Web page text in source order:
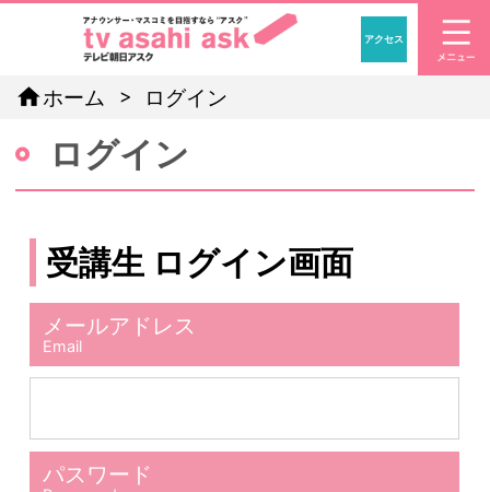
「アナウ
アクセス
homeホーム ログイン
ログイン
受講生 ログイン画面
メールアドレス
Email
パスワード